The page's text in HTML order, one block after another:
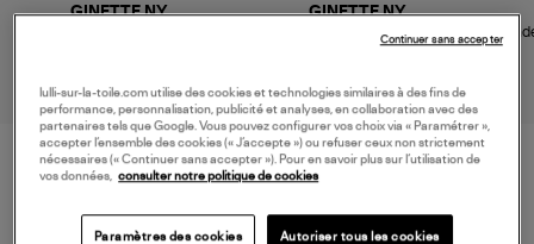
GINETTE NY GINETTE NY
Pendentif Jumbo Ever Nacre
Noire Or Rose
lulli-sur-la-toile.com utilise des cookies et technologies similaires à des fins de
performance, personnalisation, publicité et analyses, en collaboration avec des
partenaires tels que Google. Vous pouvez configurer vos choix via « Paramétrer »,
accepter l’ensemble des cookies (« J’accepte ») ou refuser ceux non strictement
nécessaires (« Continuer sans accepter »). Pour en savoir plus sur l’utilisation de
vos données,
consulter notre politique de cookies
Paramètres des cookies Autoriser tous les cookies
Continuer sans accepter